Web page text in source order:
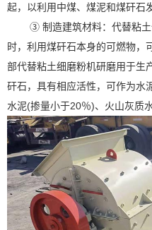
起，以利用中煤、煤泥和煤矸石
③ 制造建筑材料：代替粘
时，利用煤矸石本身的可燃物，
部代替粘土细磨粉机研磨用于生
矸石，具有相应活性，可作为水
水泥(掺量小于20％)、火山灰质